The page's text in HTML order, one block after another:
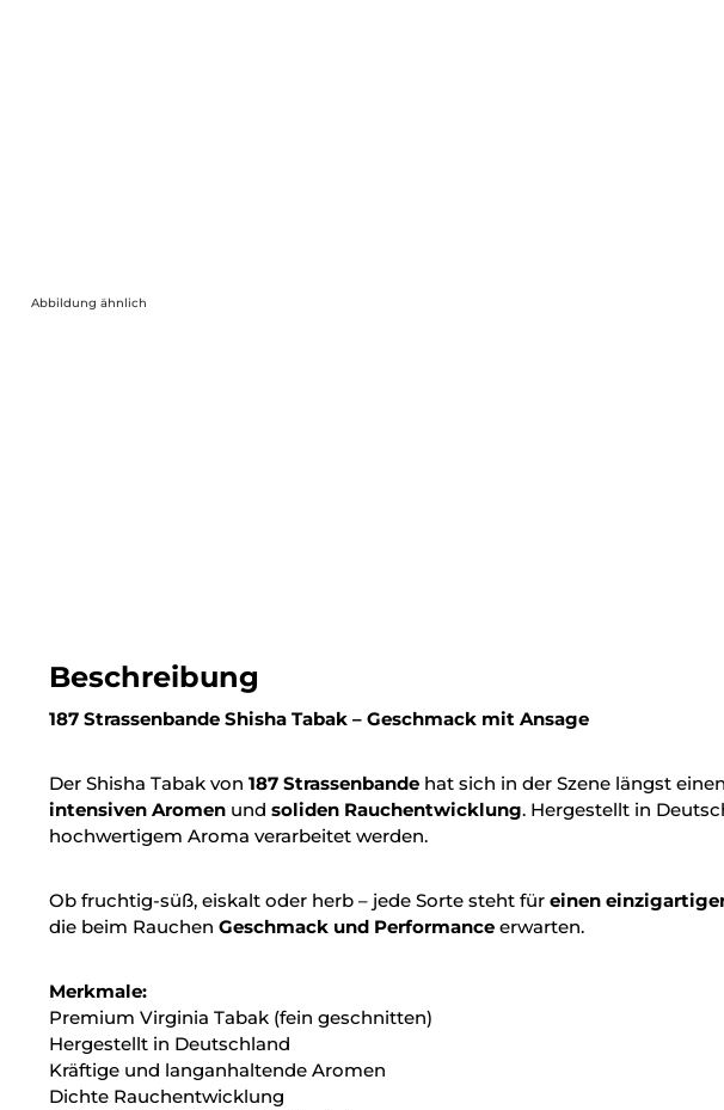
Abbildung ähnlich
Beschreibung
187 Strassenbande Shisha Tabak – Geschmack mit Ansage
Der Shisha Tabak von 187 Strassenbande hat sich in der Szene längst
intensiven Aromen und soliden Rauchentwicklung. Hergestellt in
hochwertigem Aroma verarbeitet werden.
Ob fruchtig-süß, eiskalt oder herb – jede Sorte steht für einen
die beim Rauchen Geschmack und Performance erwarten.
Merkmale:
Premium Virginia Tabak (fein geschnitten)
Hergestellt in Deutschland
Kräftige und langanhaltende Aromen
Dichte Rauchentwicklung